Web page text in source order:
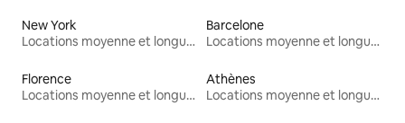
New York
Locations moyenne et longue durée
Barcelone
Locations moyenne et longue durée
Florence
Locations moyenne et longue durée
Athènes
Locations moyenne et longue durée